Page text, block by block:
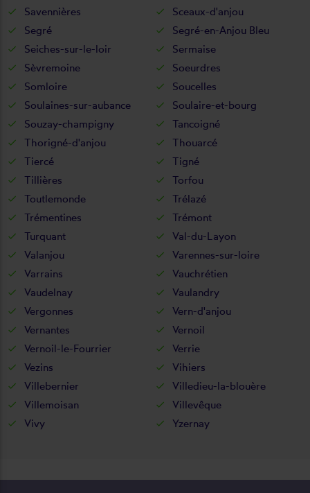
Savennières
Sceaux-d'anjou
Segré
Segré-en-Anjou Bleu
Seiches-sur-le-loir
Sermaise
Sèvremoine
Soeurdres
Somloire
Soucelles
Soulaines-sur-aubance
Soulaire-et-bourg
Souzay-champigny
Tancoigné
Thorigné-d'anjou
Thouarcé
Tiercé
Tigné
Tillières
Torfou
Toutlemonde
Trélazé
Trémentines
Trémont
Turquant
Val-du-Layon
Valanjou
Varennes-sur-loire
Varrains
Vauchrétien
Vaudelnay
Vaulandry
Vergonnes
Vern-d'anjou
Vernantes
Vernoil
Vernoil-le-Fourrier
Verrie
Vezins
Vihiers
Villebernier
Villedieu-la-blouère
Villemoisan
Villevêque
Vivy
Yzernay